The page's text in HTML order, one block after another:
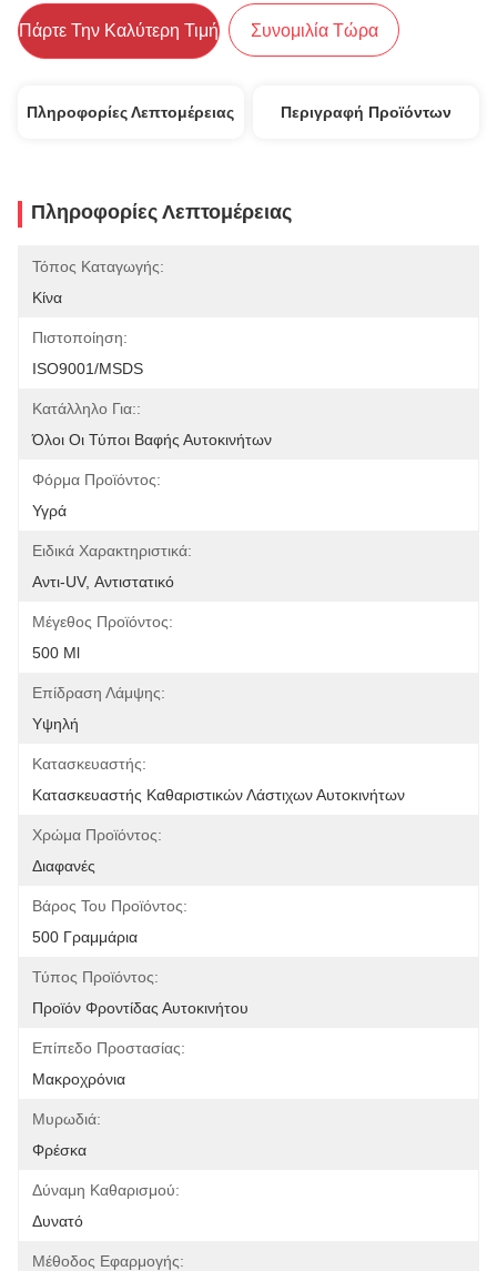
Πάρτε Την Καλύτερη Τιμή Συνομιλία Τώρα
Πληροφορίες Λεπτομέρειας Περιγραφή Προϊόντων
Πληροφορίες Λεπτομέρειας
Τόπος Καταγωγής:
Κίνα
Πιστοποίηση:
ISO9001/MSDS
Κατάλληλο Για::
Όλοι Οι Τύποι Βαφής Αυτοκινήτων
Φόρμα Προϊόντος:
Υγρά
Ειδικά Χαρακτηριστικά:
Αντι-UV, Αντιστατικό
Μέγεθος Προϊόντος:
500 Ml
Επίδραση Λάμψης:
Υψηλή
Κατασκευαστής:
Κατασκευαστής Καθαριστικών Λάστιχων Αυτοκινήτων
Χρώμα Προϊόντος:
Διαφανές
Βάρος Του Προϊόντος:
500 Γραμμάρια
Τύπος Προϊόντος:
Προϊόν Φροντίδας Αυτοκινήτου
Επίπεδο Προστασίας:
Μακροχρόνια
Μυρωδιά:
Φρέσκα
Δύναμη Καθαρισμού:
Δυνατό
Μέθοδος Εφαρμογής: